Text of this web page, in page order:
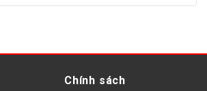
Chính sách